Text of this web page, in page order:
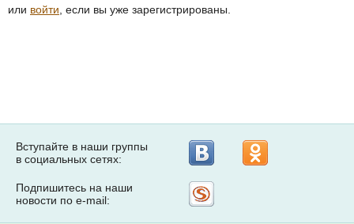
или войти , если вы уже зарегистрированы.
Вступайте в наши группы
в социальных сетях:
Подпишитесь на наши
новости по e-mail: